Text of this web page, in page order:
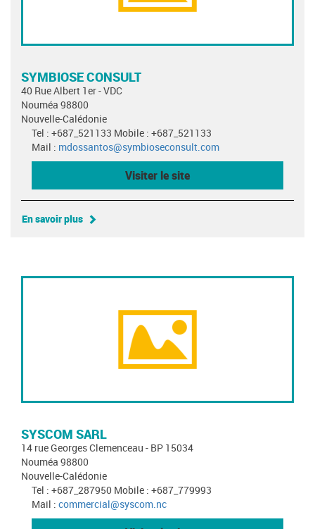
SYMBIOSE CONSULT
40 Rue Albert 1er - VDC
Nouméa 98800
Nouvelle-Calédonie
Tel : +687_521133 Mobile : +687_521133
Mail : mdossantos@symbioseconsult.com
Visiter le site
En savoir plus
SYSCOM SARL
14 rue Georges Clemenceau - BP 15034
Nouméa 98800
Nouvelle-Calédonie
Tel : +687_287950 Mobile : +687_779993
Mail : commercial@syscom.nc